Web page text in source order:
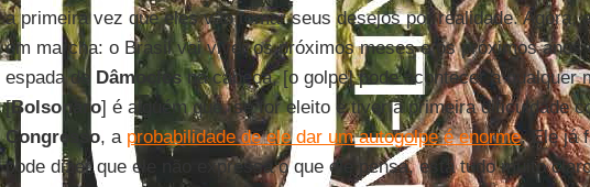
a primeira vez que eles vão tomar seus desejos por realidade. Agora,
em marcha: o Brasil vai viver os próximos meses e os próximos anos
espada de Dâmoclesna cabeça, [o golpe] pode acontecer a qualquer
[Bolsonaro] é alguém que, se for eleito e tiver a primeira dificuldade
Congresso, a probabilidade de ele dar um autogolpe é enorme. Ele já
pode dizer que ele não expressa o que ele pensa, está tudo muito